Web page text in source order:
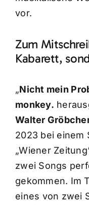
vor.
Zum
Kabarett,
„Nicht mein
monkey.
Walter
2023 bei einem
„Wiener
zwei Songs
gekommen. Im
eines von zwei